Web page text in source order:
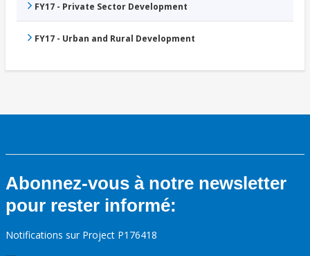
FY17 - Private Sector Development
FY17 - Urban and Rural Development
Abonnez-vous à notre newsletter
pour rester informé:
Notifications sur Project P176418